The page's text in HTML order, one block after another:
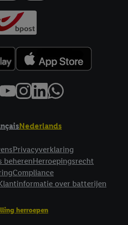
Nederlands
Privacyverklaring
beherenHerroepingsrecht
Compliance
over batterijen
herroepen